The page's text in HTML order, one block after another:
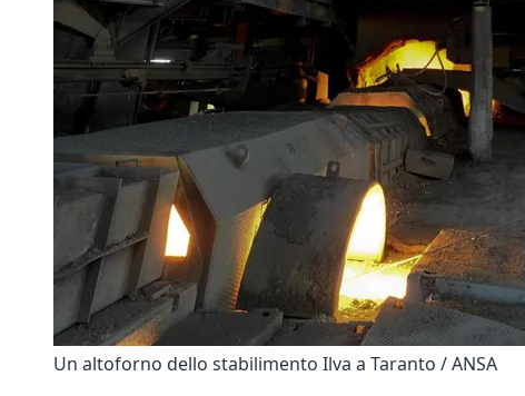
Un altoforno dello stabilimento Ilva a Taranto / ANSA